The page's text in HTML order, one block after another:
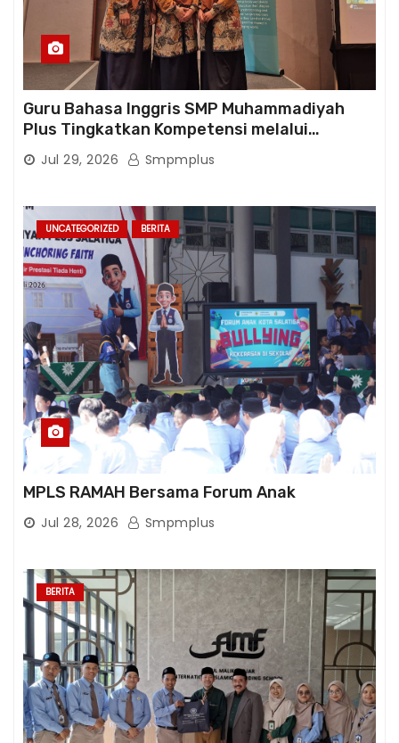
Guru Bahasa Inggris SMP Muhammadiyah
Plus Tingkatkan Kompetensi melalui
Pelatihan Cambridge Life Skills in Action
Jul 29, 2026 Smpmplus
UNCATEGORIZED BERITA
MPLS RAMAH Bersama Forum Anak
Jul 28, 2026 Smpmplus
BERITA